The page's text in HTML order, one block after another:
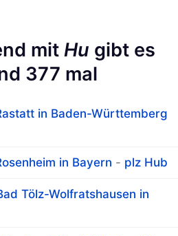
mit Hu gibt es
377 mal
in Baden-Württemberg
in Bayern - plz Hub
Tölz-Wolfratshausen in